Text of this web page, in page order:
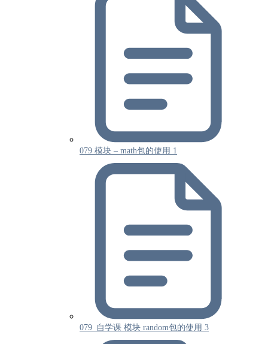
079 模块 – math包的使用 1
079_自学课 模块 random包的使用 3